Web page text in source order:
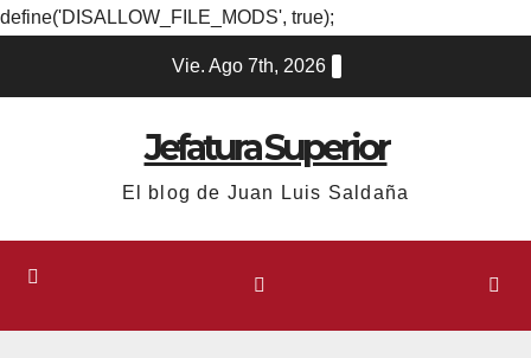
define('DISALLOW_FILE_MODS', true);
Vie. Ago 7th, 2026
Jefatura Superior
El blog de Juan Luis Saldaña